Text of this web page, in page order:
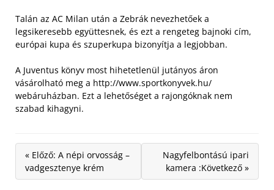
Talán az AC Milan után a Zebrák nevezhetőek a
legsikeresebb együttesnek, és ezt a rengeteg bajnoki cím,
európai kupa és szuperkupa bizonyítja a legjobban.
A Juventus könyv most hihetetlenül jutányos áron
vásárolható meg a http://www.sportkonyvek.hu/
webáruházban. Ezt a lehetőséget a rajongóknak nem
szabad kihagyni.
« Előző: A népi orvosság –
vadgesztenye krém
Nagyfelbontású ipari
kamera :Következő »